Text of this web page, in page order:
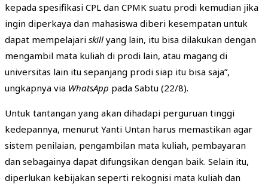
kepada spesifikasi CPL dan CPMK suatu prodi kemudian jika
ingin diperkaya dan mahasiswa diberi kesempatan untuk
dapat mempelajari skill yang lain, itu bisa dilakukan dengan
mengambil mata kuliah di prodi lain, atau magang di
universitas lain itu sepanjang prodi siap itu bisa saja”,
ungkapnya via WhatsApp pada Sabtu (22/8).
Untuk tantangan yang akan dihadapi perguruan tinggi
kedepannya, menurut Yanti Untan harus memastikan agar
sistem penilaian, pengambilan mata kuliah, pembayaran
dan sebagainya dapat difungsikan dengan baik. Selain itu,
diperlukan kebijakan seperti rekognisi mata kuliah dan